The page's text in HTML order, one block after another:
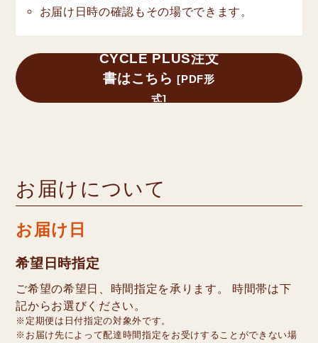
お届け日時の確認もその場でできます。
CYCLE PLUS注文
書はこちら[PDF形
式]
お届けについて
お届け日
希望日時指定
ご希望の希望日、時間指定を承ります。 時間帯は下
記からお選びください。
※定期便は日付指定の対象外です。
※お届け先によって配達時間指定をお受けすることができない場